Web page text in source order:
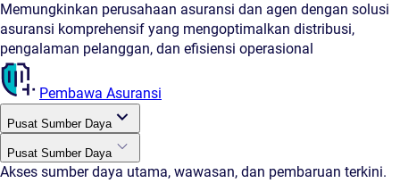
Memungkinkan perusahaan asuransi dan agen dengan solusi
asuransi komprehensif yang mengoptimalkan distribusi,
pengalaman pelanggan, dan efisiensi operasional
Pembawa Asuransi
Pusat Sumber Daya
Pusat Sumber Daya
Akses sumber daya utama, wawasan, dan pembaruan terkini.